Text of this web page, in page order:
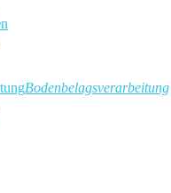
Bodenbelagsverarbeitung